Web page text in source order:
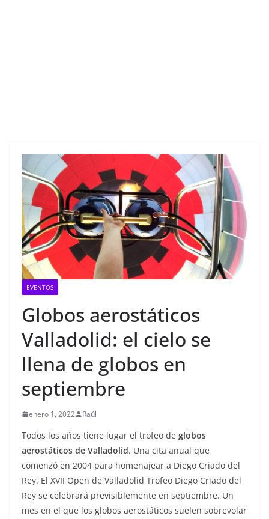
EVENTOS
Globos aerostáticos
Valladolid: el cielo se
llena de globos en
septiembre
enero 1, 2022 Raúl
Todos los años tiene lugar el trofeo de globos
aerostáticos de Valladolid. Una cita anual que
comenzó en 2004 para homenajear a Diego Criado del
Rey. El XVII Open de Valladolid Trofeo Diego Criado del
Rey se celebrará previsiblemente en septiembre. Un
mes en el que los globos aerostáticos suelen sobrevolar